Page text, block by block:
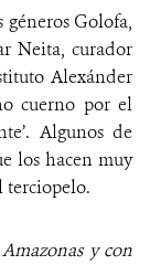
géneros Golofa,
Neita, curador
Alexánder
cuerno por el
Algunos de
los hacen muy
terciopelo.
y con